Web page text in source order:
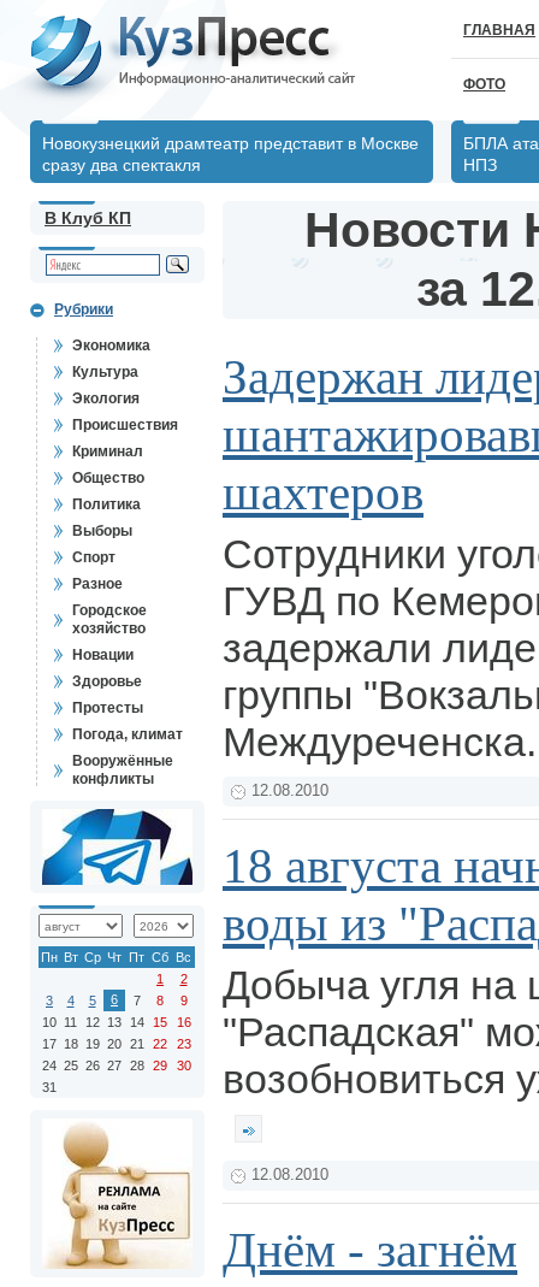
ГЛАВНАЯ
ФОТО
Новокузнецкий драмтеатр представит в Москве
сразу два спектакля
БПЛА
НПЗ
В Клуб КП
Рубрики
Экономика
Культура
Экология
Происшествия
Криминал
Общество
Политика
Выборы
Спорт
Разное
Городское
хозяйство
Новации
Здоровье
Протесты
Погода, климат
Вооружённые
конфликты
Пн Вт Ср Чт Пт Сб Вс
1
2
3
4 5 6 7 8
9
10 11 12 13 14 15
16
17 18 19 20 21 22
23
24 25 26 27 28 29
30
31
Новости
за
Задержан
шахтеров
Сотрудники
ГУВД по
задержали
группы
12.08.2010
18 августа
воды из
Добыча угля на
"Распадская"
возобновиться
12.08.2010
Днём - загнём